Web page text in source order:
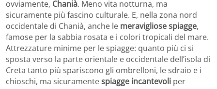
ovviamente, Chanià. Meno vita notturna, ma
sicuramente più fascino culturale. E, nella zona nord
occidentale di Chanià, anche le meravigliose spiagge,
famose per la sabbia rosata e i colori tropicali del mare.
Attrezzature minime per le spiagge: quanto più ci si
sposta verso la parte orientale e occidentale dell’isola di
Creta tanto più spariscono gli ombrelloni, le sdraio e i
chioschi, ma sicuramentespiagge incantevoli per